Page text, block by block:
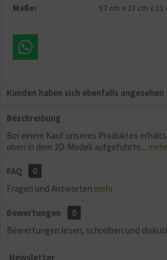
Maße:
57 cm x 23 cm x 11
Kunden haben sich ebenfalls angesehen
Beschreibung
Bei einem Kauf unseres Produktes
oben in dem 3D-Modell aufgeführte... mehr
FAQ
0
Fragen und Antworten mehr
Bewertungen
0
Bewertungen lesen, schreiben und
Newsletter